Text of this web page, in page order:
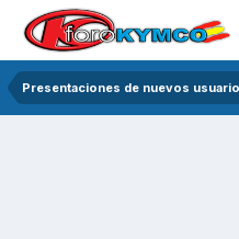
Presentaciones de nuevos